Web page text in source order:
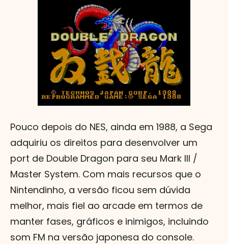
Pouco depois do NES, ainda em 1988, a Sega
adquiriu os direitos para desenvolver um
port de Double Dragon para seu Mark III /
Master System. Com mais recursos que o
Nintendinho, a versão ficou sem dúvida
melhor, mais fiel ao arcade em termos de
manter fases, gráficos e inimigos, incluindo
som FM na versão japonesa do console.